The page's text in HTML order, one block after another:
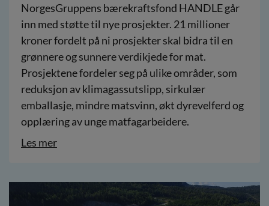
NorgesGruppens bærekraftsfond HANDLE går
inn med støtte til nye prosjekter. 21 millioner
kroner fordelt på ni prosjekter skal bidra til en
grønnere og sunnere verdikjede for mat.
Prosjektene fordeler seg på ulike områder, som
reduksjon av klimagassutslipp, sirkulær
emballasje, mindre matsvinn, økt dyrevelferd og
opplæring av unge matfagarbeidere.
Les mer